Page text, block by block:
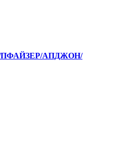
ПФАЙЗЕР/АПДЖОН/